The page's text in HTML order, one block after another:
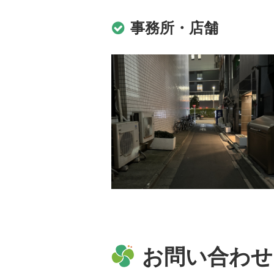
事務所・店舗
お問い合わせ